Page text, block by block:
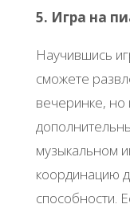
5. Игра на
Научившись
сможете
вечеринке, но
музыкальном
координацию
способности.